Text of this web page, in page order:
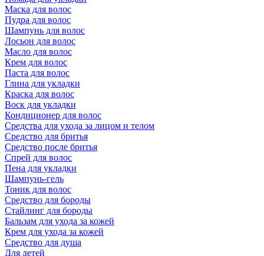
Маска для волос
Пудра для волос
Шампунь для волос
Лосьон для волос
Масло для волос
Крем для волос
Паста для волос
Глина для укладки
Краска для волос
Воск для укладки
Кондиционер для волос
Средства для ухода за лицом и телом
Средство для бритья
Средство после бритья
Спрей для волос
Пена для укладки
Шампунь-гель
Тоник для волос
Средство для бороды
Стайлинг для бороды
Бальзам для ухода за кожей
Крем для ухода за кожей
Средство для душа
Для детей